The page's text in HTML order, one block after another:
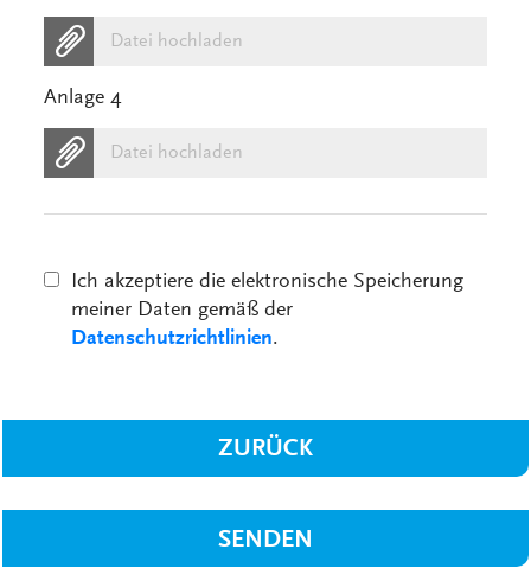
Datei hochladen
Anlage 4
Datei hochladen
Ich akzeptiere die elektronische Speicherung
meiner Daten gemäß der
Datenschutzrichtlinien.
ZURÜCK
SENDEN